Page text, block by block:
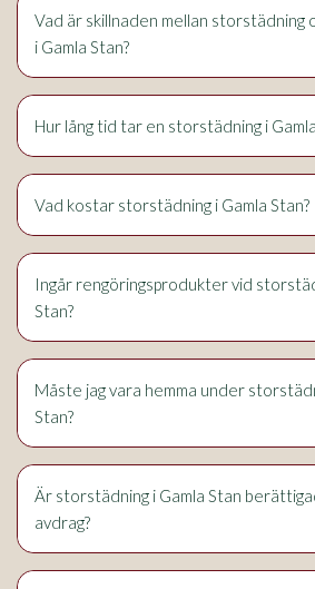
Vad är skillnaden mellan storstädning
i Gamla Stan?
Hur lång tid tar en storstädning i
Vad kostar storstädning i Gamla Stan?
Ingår rengöringsprodukter vid
Stan?
Måste jag vara hemma under
Stan?
Är storstädning i Gamla Stan
avdrag?